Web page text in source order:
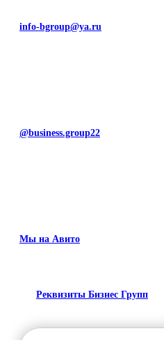
info-bgroup@ya.ru
@business.group22
Мы на Авито
Реквизиты Бизнес Групп